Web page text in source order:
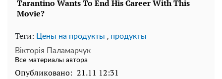
Теги: Цены на продукты , продукты
Вікторія Паламарчук
Все материалы автора
Опубликовано: 21.11 12:31